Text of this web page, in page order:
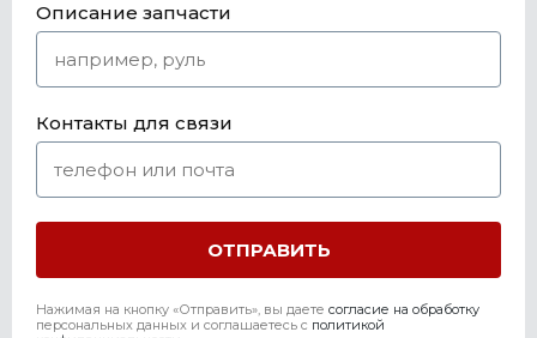
Описание запчасти
Контакты для связи
Нажимая на кнопку «Отправить», вы даете согласие на обработку
персональных данных и соглашаетесь c политикой